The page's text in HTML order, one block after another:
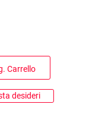
Carrello
desideri